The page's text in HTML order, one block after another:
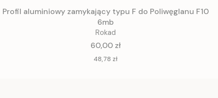
Profil aluminiowy zamykający typu F do Poliwęglanu F10
6mb
Rokad
Cena
60,00 zł
Cena
48,78 zł